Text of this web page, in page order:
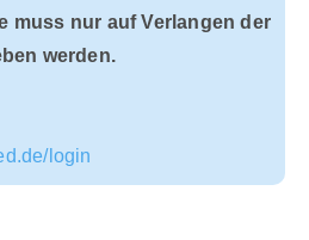
muss nur auf Verlangen der
werden.
login